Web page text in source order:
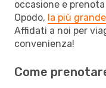
occasione e
Opodo, la più
Affidati a noi per
convenienza!
Come